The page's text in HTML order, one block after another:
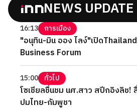
NEWS UPDATE
16:13 การเมือง
"อนุทิน-มิน ออง ไลง์"เปิด
Business Forum
15:00 ทั่วไป
โซเชียลชื่นชม นศ.สาว สปีกอิงลิช!
ปมไทย-กัมพูชา